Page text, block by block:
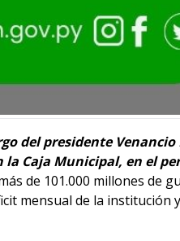
del presidente
Caja Municipal, en el
de 101.000 millones de
mensual de la institución